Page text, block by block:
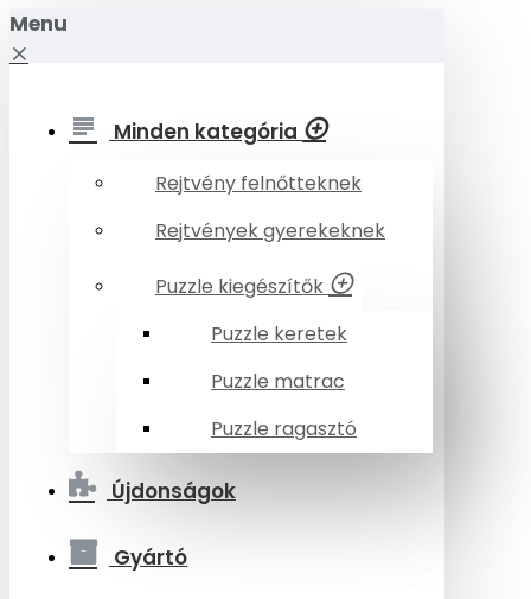
Menu
Minden kategória
Rejtvény felnőtteknek
Rejtvények gyerekeknek
Puzzle kiegészítők
Puzzle keretek
Puzzle matrac
Puzzle ragasztó
Újdonságok
Gyártó